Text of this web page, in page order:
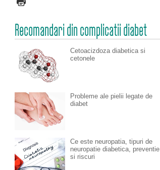
Recomandari din complicatii diabet
Cetoacizdoza diabetica si
cetonele
Probleme ale pielii legate de
diabet
Ce este neuropatia, tipuri de
neuropatie diabetica, preventie
si riscuri